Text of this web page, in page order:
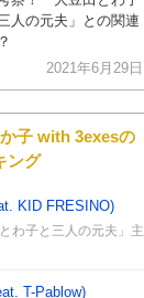
人の元夫」との関連
2021年6月29日
子 with 3exesの
ング
KID FRESINO)
わ子と三人の元夫」主
T-Pablow)